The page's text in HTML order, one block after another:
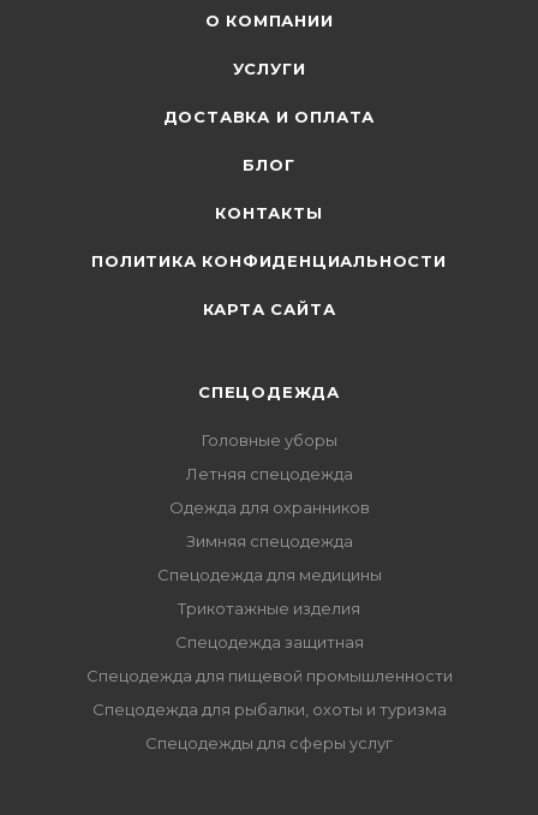
О КОМПАНИИ
УСЛУГИ
ДОСТАВКА И ОПЛАТА
БЛОГ
КОНТАКТЫ
ПОЛИТИКА КОНФИДЕНЦИАЛЬНОСТИ
КАРТА САЙТА
СПЕЦОДЕЖДА
Головные уборы
Летняя спецодежда
Одежда для охранников
Зимняя спецодежда
Спецодежда для медицины
Трикотажные изделия
Спецодежда защитная
Спецодежда для пищевой промышленности
Спецодежда для рыбалки, охоты и туризма
Спецодежды для сферы услуг